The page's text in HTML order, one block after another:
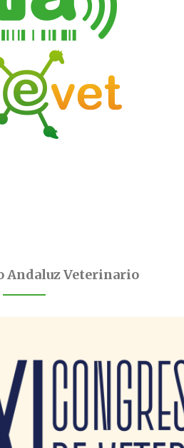
Andaluz Veterinario